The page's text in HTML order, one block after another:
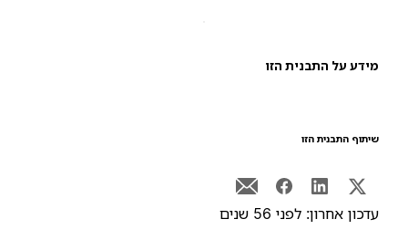
על התבנית הזו
התבנית הזו
אחרון: לפני 56 שנים